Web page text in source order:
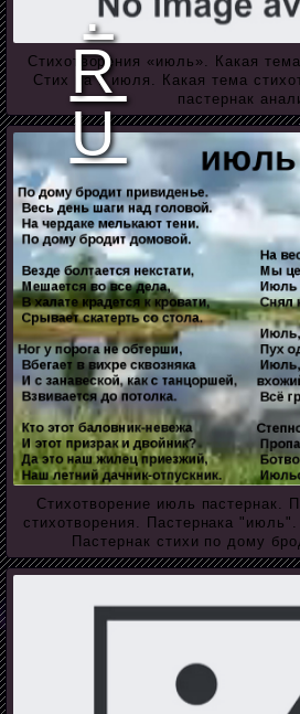
Стихотворения «июль». Какая
Стих на 7 июля. Какая тема
пастернак
Стихотворение июль пастернак.
стихотворения. Пастернака
Пастернак стихи по дому